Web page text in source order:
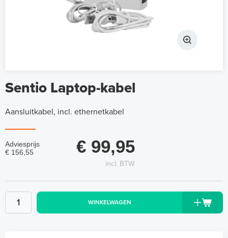
Sentio Laptop-kabel
Aansluitkabel, incl. ethernetkabel
Adviesprijs
€ 156,55
€ 99,95
incl. BTW
WINKELWAGEN